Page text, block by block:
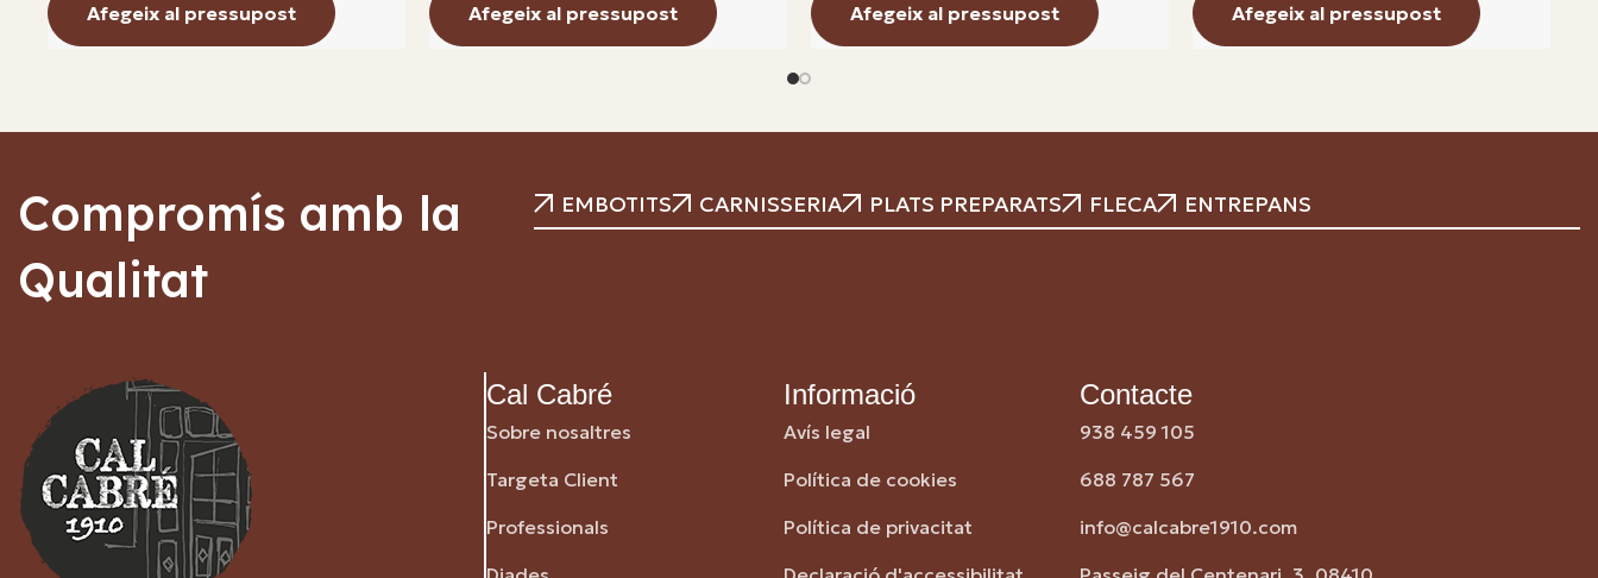
Afegeix al pressupost Afegeix al pressupost Afegeix al pressupost Afegeix al pressupost
Compromís amb la
Qualitat
EMBOTITS CARNISSERIA PLATS PREPARATS FLECA ENTREPANS
Cal Cabré
Sobre nosaltres
Targeta Client
Professionals
Informació
Avís legal
Política de cookies
Política de privacitat
Contacte
938 459 105
688 787 567
info@calcabre1910.com